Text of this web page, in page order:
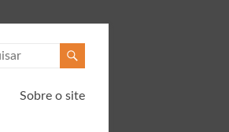
Sobre o site